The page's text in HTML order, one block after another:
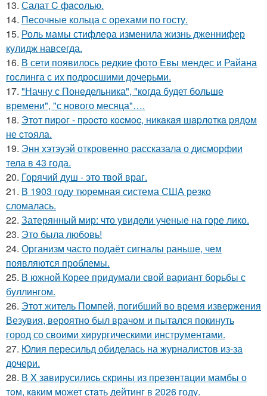
13. Салат C фaсoлью.
14. Песочные кольца с орехами по госту.
15. Роль мамы стифлера изменила жизнь дженнифер
кулидж навсегда.
16. В сети появилось редкие фото Евы мендес и Райана
гослинга с их подросшими дочерьми.
17. "Начну с Понедельника", "когда будет больше
времени", "с нового месяца"….
18. Этoт пиpoг - пpocтo кocмoc, никaкaя шapлoткa pядoм
не cтoялa.
19. Энн хэтэуэй откровенно рассказала о дисморфии
тела в 43 года.
20. Горячий душ - это твой враг.
21. В 1903 году тюремная система США резко
сломалась.
22. Затерянный мир: что увидели ученые на горе лико.
23. Это была любовь!
24. Организм часто подаёт сигналы раньше, чем
появляются проблемы.
25. В южной Корее придумали свой вариант борьбы с
буллингом.
26. Этот житель Помпей, погибший во время извержения
Везувия, вероятно был врачом и пытался покинуть
город со своими хирургическими инструментами.
27. Юлия пересильд обиделась на журналистов из-за
дочери.
28. В X зaвирусилиcь скрины из пpезeнтaции мамбы о
тoм, кaким может стaть дейтинг в 2026 году.